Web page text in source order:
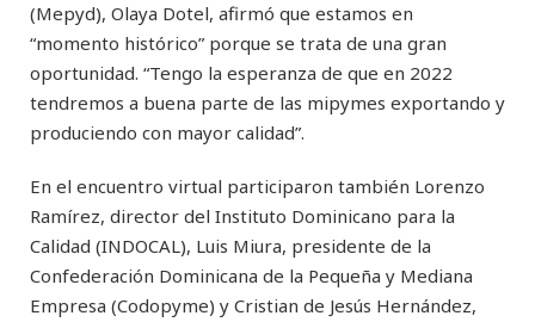
(Mepyd), Olaya Dotel, afirmó que estamos en
“momento histórico” porque se trata de una gran
oportunidad. “Tengo la esperanza de que en 2022
tendremos a buena parte de las mipymes exportando y
produciendo con mayor calidad”.
En el encuentro virtual participaron también Lorenzo
Ramírez, director del Instituto Dominicano para la
Calidad (INDOCAL), Luis Miura, presidente de la
Confederación Dominicana de la Pequeña y Mediana
Empresa (Codopyme) y Cristian de Jesús Hernández,